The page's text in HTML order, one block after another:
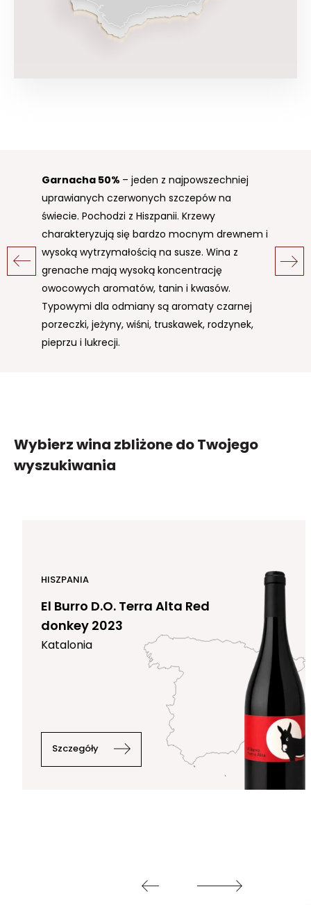
Garnacha 50% – jeden z najpowszechniej
uprawianych czerwonych szczepów na
świecie. Pochodzi z Hiszpanii. Krzewy
charakteryzują się bardzo mocnym drewnem i
wysoką wytrzymałością na susze. Wina z
grenache mają wysoką koncentrację
owocowych aromatów, tanin i kwasów.
Typowymi dla odmiany są aromaty czarnej
porzeczki, jeżyny, wiśni, truskawek, rodzynek,
pieprzu i lukrecji.
Maccabeo 50%– biały szczep,
przypuszczalnie pochodzący z regionu
Penedès w Katalonii, gdzie był znany już na
początku XVII w. Jest najpopularniejszą białą
odmiana w północnej części Hiszpanii. Stanowi
jeden z podstawowych szczepów do produkcji
musującego wina cava oraz białych win Rioja.
Popularny w całej Hiszpanii i południowej
Francji. Viura wnosi w wina nuty owocowe i
kwasowość a także rześkość i kwiatowy
Wybierz wina zbliżonedo Twojego
wyszukiwania
HISZPANIA
El Burro D.O. Terra Alta Red
donkey 2023
Katalonia
Szczegóły